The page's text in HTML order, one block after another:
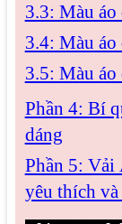
3.3: Màu áo
3.4: Màu áo
3.5: Màu
Phần 4: Bí
dáng
Phần 5: Vải
yêu thích